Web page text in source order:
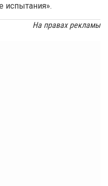
испытания».
На правах рекламы